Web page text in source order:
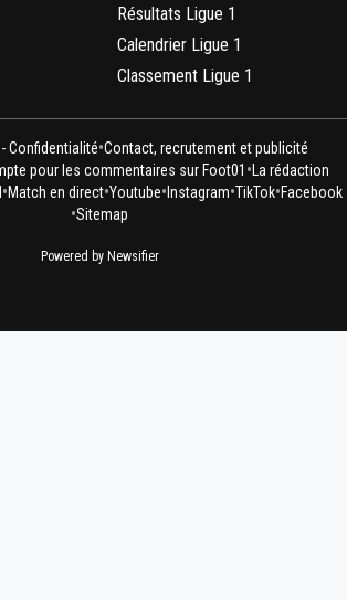
Résultats Ligue 1
Calendrier Ligue 1
Classement Ligue 1
Confidentialité•Contact, recrutement et publicité
pour les commentaires sur Foot01 • La rédaction
•Match en direct•Youtube• Instagram•TikTok•Facebook
•Sitemap
Powered by Newsifier